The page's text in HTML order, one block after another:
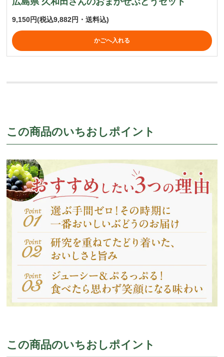
9,150円(税込9,882円・送料込)
かごへ入れる
この商品のいちおしポイント
この商品のいちおしポイント